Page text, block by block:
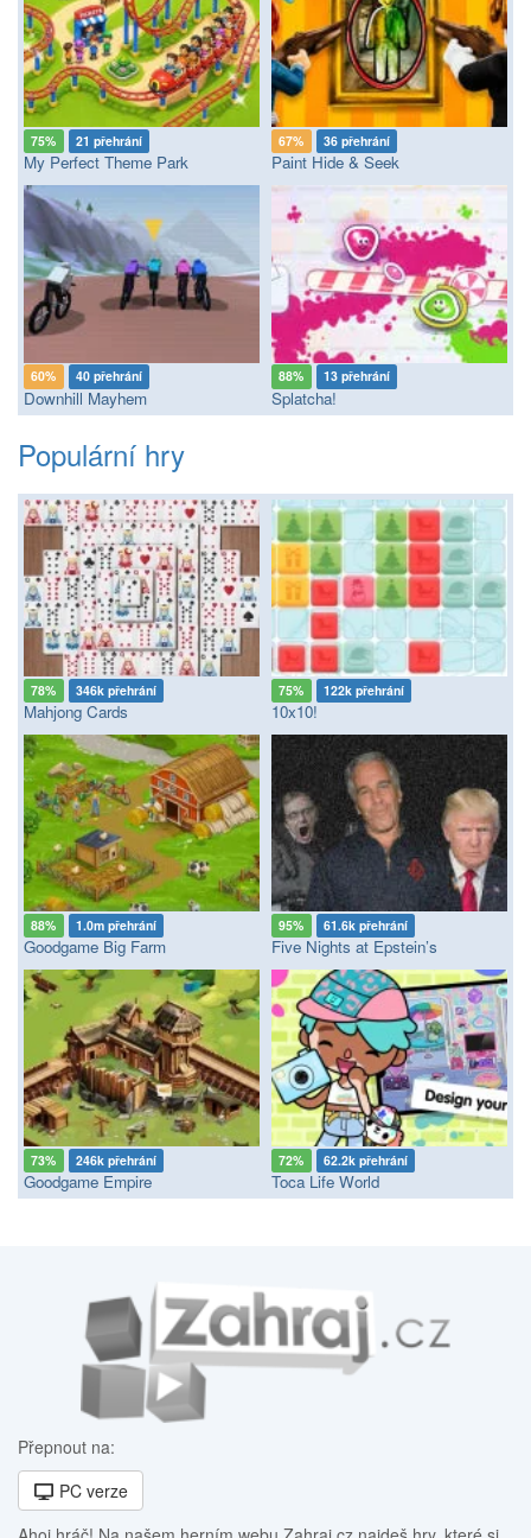
75% 21 přehrání
My Perfect Theme Park
67% 36 přehrání
Paint Hide & Seek
60% 40 přehrání
Downhill Mayhem
88% 13 přehrání
Splatcha!
Populární hry
78% 346k přehrání
Mahjong Cards
75% 122k přehrání
10x10!
88% 1.0m přehrání
Goodgame Big Farm
95% 61.6k přehrání
Five Nights at Epstein’s
73% 246k přehrání
Goodgame Empire
72% 62.2k přehrání
Toca Life World
Přepnout na:
PC verze